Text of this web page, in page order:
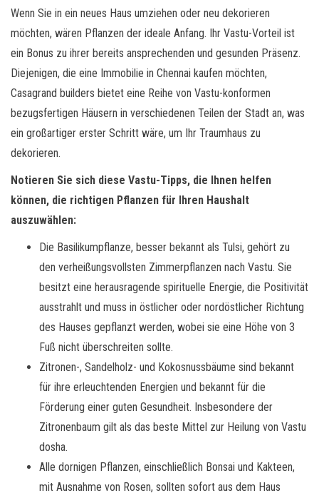
Wenn Sie in ein neues Haus umziehen oder neu dekorieren
möchten, wären Pflanzen der ideale Anfang. Ihr Vastu-Vorteil ist
ein Bonus zu ihrer bereits ansprechenden und gesunden Präsenz.
Diejenigen, die eine Immobilie in Chennai kaufen möchten,
Casagrand builders bietet eine Reihe von Vastu-konformen
bezugsfertigen Häusern in verschiedenen Teilen der Stadt an, was
ein großartiger erster Schritt wäre, um Ihr Traumhaus zu
dekorieren.
Notieren Sie sich diese Vastu-Tipps, die Ihnen helfen
können, die richtigen Pflanzen für Ihren Haushalt
auszuwählen:
Die Basilikumpflanze, besser bekannt als Tulsi, gehört zu
den verheißungsvollsten Zimmerpflanzen nach Vastu. Sie
besitzt eine herausragende spirituelle Energie, die Positivität
ausstrahlt und muss in östlicher oder nordöstlicher Richtung
des Hauses gepflanzt werden, wobei sie eine Höhe von 3
Fuß nicht überschreiten sollte.
Zitronen-, Sandelholz- und Kokosnussbäume sind bekannt
für ihre erleuchtenden Energien und bekannt für die
Förderung einer guten Gesundheit. Insbesondere der
Zitronenbaum gilt als das beste Mittel zur Heilung von Vastu
dosha.
Alle dornigen Pflanzen, einschließlich Bonsai und Kakteen,
mit Ausnahme von Rosen, sollten sofort aus dem Haus